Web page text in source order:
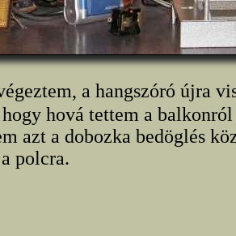
a hangszóró újra
hová tettem a
azt a dobozka bedöglés
polcra.